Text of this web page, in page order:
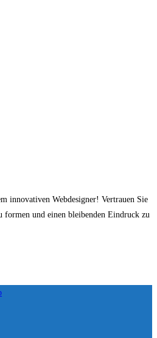
innovativen Webdesigner! Vertrauen Sie
und einen bleibenden Eindruck zu